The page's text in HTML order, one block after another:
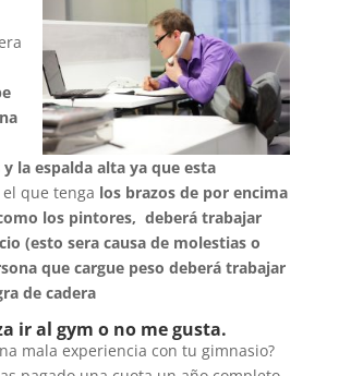
la espalda alta ya que esta
el que tenga los brazos de por encima
los pintores, deberá trabajar
(esto sera causa de molestias o
que cargue peso deberá trabajar
de cadera
ir al gym o no me gusta.
mala experiencia con tu gimnasio?